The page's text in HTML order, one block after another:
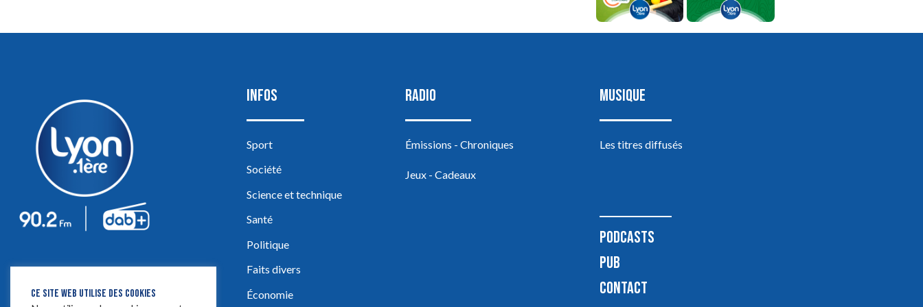
INFOS
Sport
Société
Science et technique
Santé
Politique
Faits divers
Économie
RADIO
Émissions - Chroniques
Jeux - Cadeaux
MUSIQUE
Les titres diffusés
PODCASTS
PUB
CONTACT
CE SITE WEB UTILISE DES COOKIES